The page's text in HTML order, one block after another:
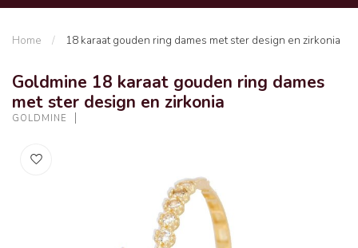
Home / 18 karaat gouden ring dames met ster design en zirkonia
Goldmine 18 karaat gouden ring dames
met ster design en zirkonia
GOLDMINE